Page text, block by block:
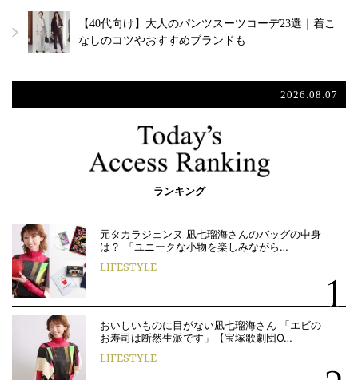
【40代向け】大人のパンツスーツコーデ23選｜着こ
なしのコツやおすすめブランドも
2026.08.07
ランキング
元タカラジェンヌ 凪七瑠海さんのバッグの中身
は？ 「ユニークな小物を楽しみながら…
LIFESTYLE
おいしいものに目がない凪七瑠海さん 「エビの
お寿司は断然生派です」【宝塚歌劇団O…
LIFESTYLE